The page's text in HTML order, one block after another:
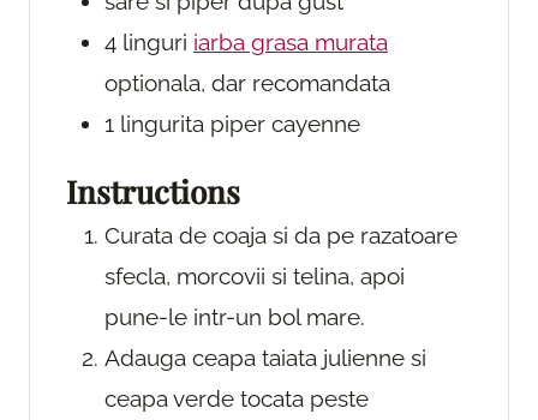
4 linguri iarba grasa murata
optionala, dar recomandata
1 lingurita piper cayenne
Instructions
Curata de coaja si da pe razatoare
sfecla, morcovii si telina, apoi
pune-le intr-un bol mare.
Adauga ceapa taiata julienne si
ceapa verde tocata peste